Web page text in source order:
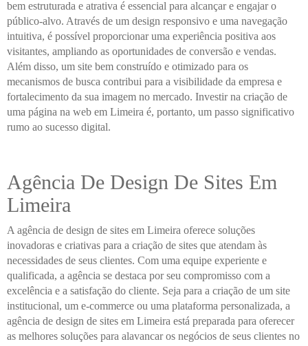
bem estruturada e atrativa é essencial para alcançar e engajar o
público-alvo. Através de um design responsivo e uma navegação
intuitiva, é possível proporcionar uma experiência positiva aos
visitantes, ampliando as oportunidades de conversão e vendas.
Além disso, um site bem construído e otimizado para os
mecanismos de busca contribui para a visibilidade da empresa e
fortalecimento da sua imagem no mercado. Investir na criação de
uma página na web em Limeira é, portanto, um passo significativo
rumo ao sucesso digital.
Agência De Design De Sites Em
Limeira
A agência de design de sites em Limeira oferece soluções
inovadoras e criativas para a criação de sites que atendam às
necessidades de seus clientes. Com uma equipe experiente e
qualificada, a agência se destaca por seu compromisso com a
excelência e a satisfação do cliente. Seja para a criação de um site
institucional, um e-commerce ou uma plataforma personalizada, a
agência de design de sites em Limeira está preparada para oferecer
as melhores soluções para alavancar os negócios de seus clientes no